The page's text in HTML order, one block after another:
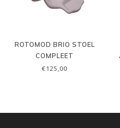
ROTOMOD BRIO STOEL
COMPLEET
€125,00